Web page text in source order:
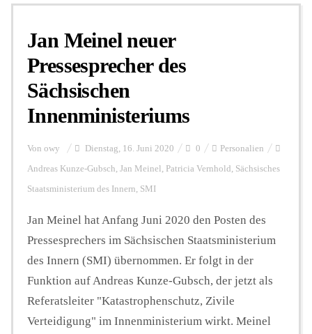
Personalien
Hintergrund
FUNKTURM-Beiträge
Podcast
Seminare
Unterstützen
Jan Meinel neuer
Pressesprecher des
Sächsischen
Innenministeriums
Von owy Dienstag, 16. Juni 2020 0 Personalien
Andreas Kunze-Gubsch, Jan Meinel , Patricia Vernhold , Sächsisches
Staatsministerium des Innern, SMI
Jan Meinel hat Anfang Juni 2020 den Posten des
Pressesprechers im Sächsischen Staatsministerium
des Innern (SMI) übernommen. Er folgt in der
Funktion auf Andreas Kunze-Gubsch, der jetzt als
Referatsleiter "Katastrophenschutz, Zivile
Verteidigung" im Innenministerium wirkt. Meinel